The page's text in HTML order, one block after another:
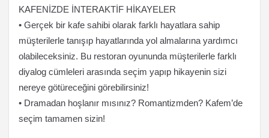
KAFENİZDE İNTERAKTİF HİKAYELER
• Gerçek bir kafe sahibi olarak farklı hayatlara sahip
müşterilerle tanışıp hayatlarında yol almalarına yardımcı
olabileceksiniz. Bu restoran oyununda müşterilerle farklı
diyalog cümleleri arasında seçim yapıp hikayenin sizi
nereye götüreceğini görebilirsiniz!
• Dramadan hoşlanır mısınız? Romantizmden? Kafem’de
seçim tamamen sizin!